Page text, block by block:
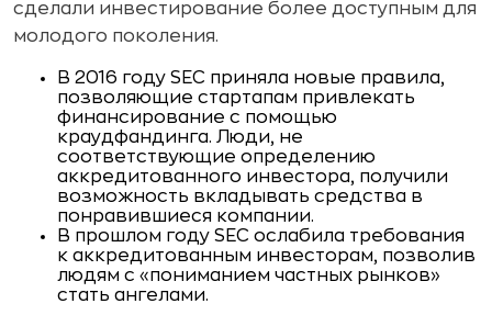
сделали инвестирование более доступным для
молодого поколения.
В 2016 году SEC приняла новые правила,
позволяющие стартапам привлекать
финансирование с помощью
краудфандинга. Люди, не
соответствующие определению
аккредитованного инвестора, получили
возможность вкладывать средства в
понравившиеся компании.
В прошлом году SEC ослабила требования
к аккредитованным инвесторам, позволив
людям с «пониманием частных рынков»
стать ангелами.